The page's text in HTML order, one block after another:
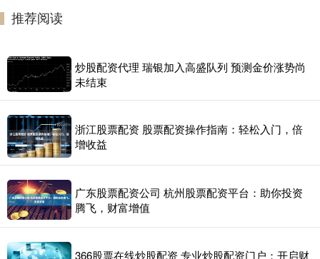
推荐阅读
炒股配资代理 瑞银加入高盛队列 预测金价涨势尚
未结束
浙江股票配资 股票配资操作指南：轻松入门，倍
增收益
广东股票配资公司 杭州股票配资平台：助你投资
腾飞，财富增值
366股票在线炒股配资 专业炒股配资门户：开启财